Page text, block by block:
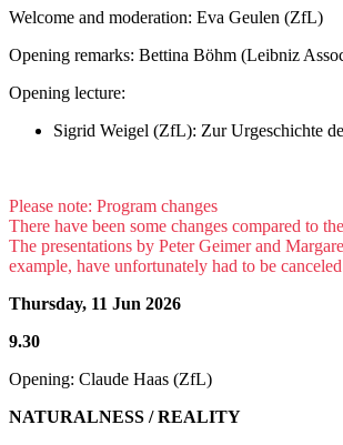
Welcome and moderation: Eva Geulen (ZfL)
Opening remarks: Bettina Böhm (Leibniz
Opening lecture:
Sigrid Weigel (ZfL): Zur Urgeschichte
Please note: Program changes
There have been some changes compared to
The presentations by Peter Geimer and
example, have unfortunately had to be
Thursday, 11 Jun 2026
9.30
Opening: Claude Haas (ZfL)
NATURALNESS / REALITY